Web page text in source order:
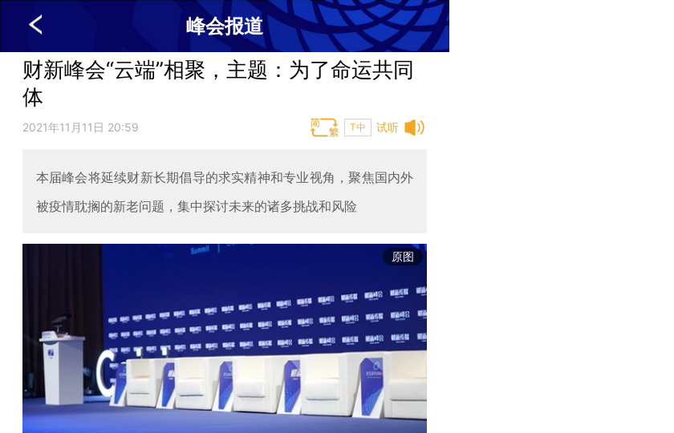
峰会报道
财新峰会“云端”相聚，主题：为了命运共同
体
试听
2021年11月11日 20:59 T中
本届峰会将延续财新长期倡导的求实精神和专业视角，聚焦国内外
被疫情耽搁的新老问题，集中探讨未来的诸多挑战和风险
原图